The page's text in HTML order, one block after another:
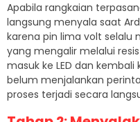
Apabila rangkaian
langsung menyala saat
karena pin lima volt
yang mengalir melalui
masuk ke LED dan
belum menjalankan
proses terjadi secara